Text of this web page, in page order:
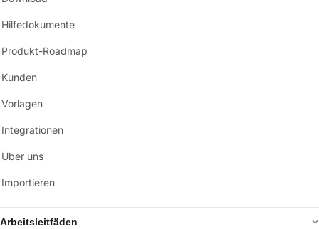
Hilfedokumente
Produkt-Roadmap
Kunden
Vorlagen
Integrationen
Über uns
Importieren
Arbeitsleitfäden